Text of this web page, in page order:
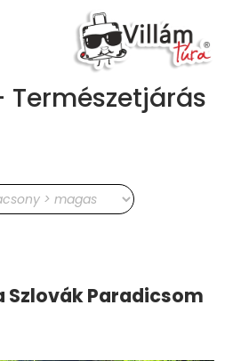
Természetjárás
Paradicsom